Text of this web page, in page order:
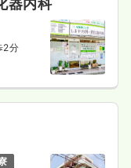
器内科
2分